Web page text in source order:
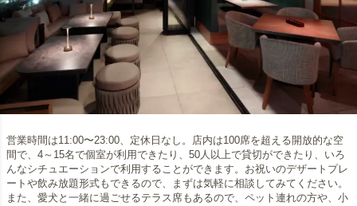
営業時間は11:00〜23:00、定休日なし。店内は100席を超える開放的な空
間で、4～15名で個室が利用できたり、50人以上で貸切ができたり、いろ
んなシチュエーションで利用することができます。お祝いのデザートプレ
ートや飲み放題形式もできるので、まずは気軽に相談してみてください。
また、愛犬と一緒に過ごせるテラス席もあるので、ペット連れの方や、小